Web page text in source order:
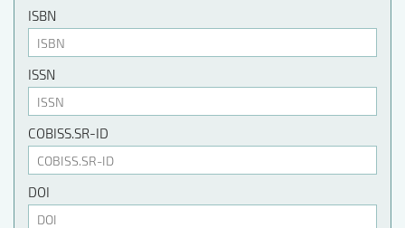
ISBN
ISSN
COBISS.SR-ID
DOI